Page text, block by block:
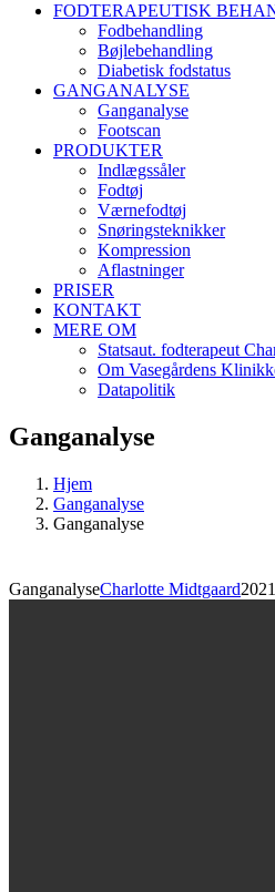
FODTERAPEUTISK
Fodbehandling
Bøjlebehandling
Diabetisk fodstatus
GANGANALYSE
Ganganalyse
Footscan
PRODUKTER
Indlægssåler
Fodtøj
Værnefodtøj
Snøringsteknikker
Kompression
Aflastninger
PRISER
KONTAKT
MERE OM
Statsaut. fodterapeut
Om Vasegårdens
Datapolitik
Ganganalyse
Hjem
Ganganalyse
Ganganalyse
GanganalyseCharlotte Midtgaard